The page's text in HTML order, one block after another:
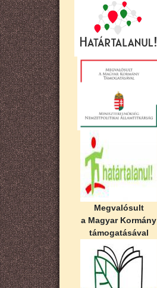
Megvalósult
a Magyar Kormány
támogatásával